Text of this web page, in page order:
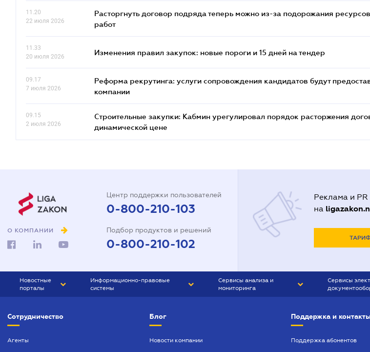
11.20
22 июля 2026
Расторгнуть договор подряда теперь можно из-за подорожания
работ
11.33
20 июля 2026
Изменения правил закупок: новые пороги и 15 дней на тендер
09.17
7 июля 2026
Реформа рекрутинга: услуги сопровождения кандидатов будут
компании
09.15
2 июля 2026
Строительные закупки: Кабмин урегулировал порядок расторжения
динамической цене
О КОМПАНИИ
Центр поддержки пользователей
0-800-210-103
Подбор продуктов и решений
0-800-210-102
Реклама и PR
на
Новостные
порталы
БИЗНЕС
Информационно-правовые
системы
Сервисы анализа и
мониторинга
Сервисы
Сотрудничество
Агенты
Блог
Новости компании
Поддержка и контакты
Поддержка абонентов